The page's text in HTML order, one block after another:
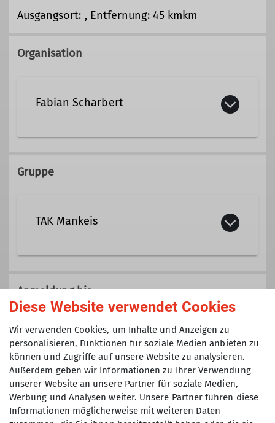
Ausgangsort: , Entfernung: 45 kmkm
Organisation
Fabian Scharbert
Gruppe
TAK Mankeis
Mankeis vor. Die Gruppe ist für Kinder
und Jugendliche zwischen 8 - 14
Jahren
Details
Anmeldung bis
Maximale Teilnehmeranzahl
10
Diese Website verwendet Cookies
Wir verwenden Cookies, um Inhalte und Anzeigen zu
personalisieren, Funktionen für soziale Medien anbieten zu
können und Zugriffe auf unsere Website zu analysieren.
Außerdem geben wir Informationen zu Ihrer Verwendung
unserer Website an unsere Partner für soziale Medien,
Werbung und Analysen weiter. Unsere Partner führen diese
Informationen möglicherweise mit weiteren Daten